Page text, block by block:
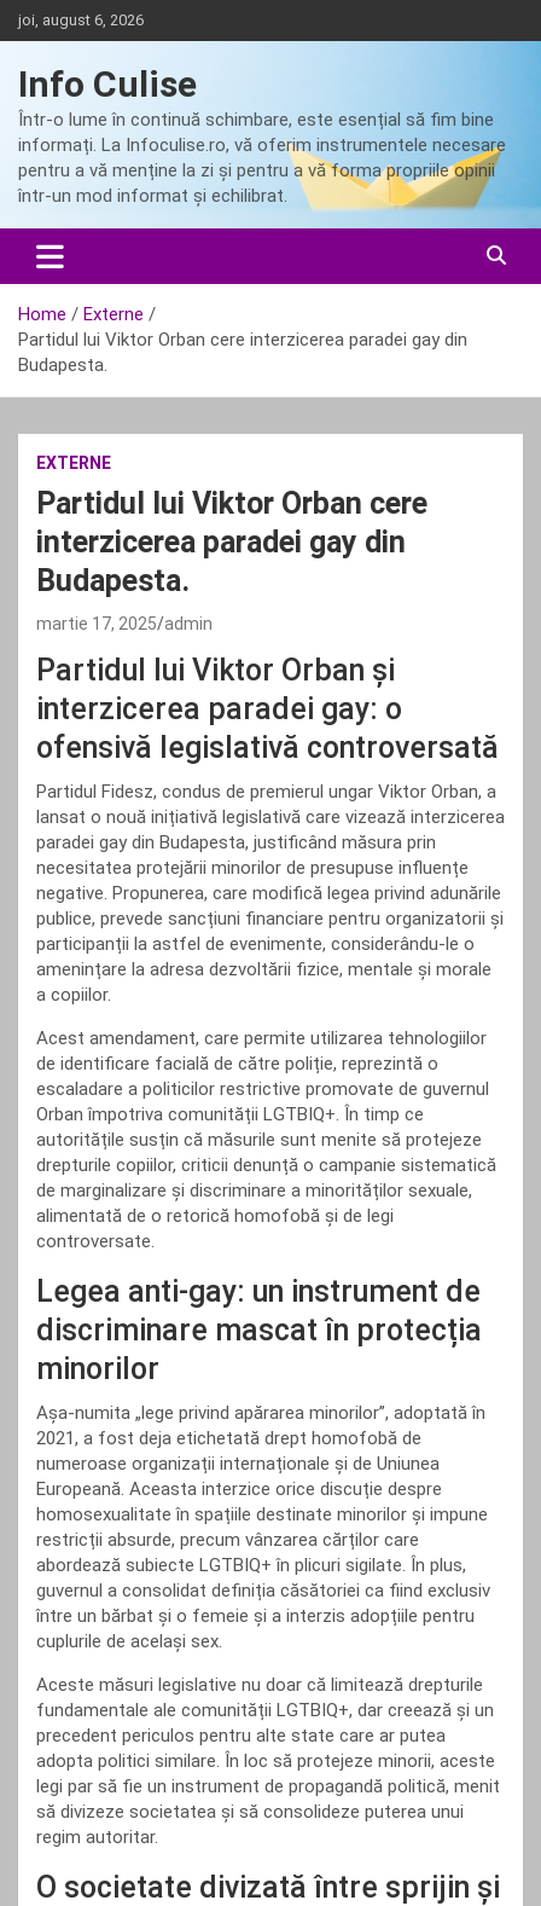
Skip
to
joi, august 6, 2026
Info Culise
Într-o lume în continuă schimbare, este esențial să fim bine
informați. La Infoculise.ro, vă oferim instrumentele necesare
pentru a vă menține la zi și pentru a vă forma propriile opinii
într-un mod informat și echilibrat.
Home
Externe
Partidul lui Viktor Orban cere interzicerea paradei gay din
Budapesta.
EXTERNE
Partidul lui Viktor Orban cere
interzicerea paradei gay din
Budapesta.
martie 17, 2025 admin
Partidul lui Viktor Orban și
interzicerea paradei gay: o
ofensivă legislativă controversată
Partidul Fidesz, condus de premierul ungar Viktor Orban, a
lansat o nouă inițiativă legislativă care vizează interzicerea
paradei gay din Budapesta, justificând măsura prin
necesitatea protejării minorilor de presupuse influențe
negative. Propunerea, care modifică legea privind adunările
publice, prevede sancțiuni financiare pentru organizatorii și
participanții la astfel de evenimente, considerându-le o
amenințare la adresa dezvoltării fizice, mentale și morale
a copiilor.
Acest amendament, care permite utilizarea tehnologiilor
de identificare facială de către poliție, reprezintă o
escaladare a politicilor restrictive promovate de guvernul
Orban împotriva comunității LGTBIQ+. În timp ce
autoritățile susțin că măsurile sunt menite să protejeze
drepturile copiilor, criticii denunță o campanie sistematică
de marginalizare și discriminare a minorităților sexuale,
alimentată de o retorică homofobă și de legi
controversate.
Legea anti-gay: un instrument de
discriminare mascat în protecția
minorilor
Așa-numita „lege privind apărarea minorilor”, adoptată în
2021, a fost deja etichetată drept homofobă de
numeroase organizații internaționale și de Uniunea
Europeană. Aceasta interzice orice discuție despre
homosexualitate în spațiile destinate minorilor și impune
restricții absurde, precum vânzarea cărților care
abordează subiecte LGTBIQ+ în plicuri sigilate. În plus,
guvernul a consolidat definiția căsătoriei ca fiind exclusiv
între un bărbat și o femeie și a interzis adopțiile pentru
cuplurile de același sex.
Aceste măsuri legislative nu doar că limitează drepturile
fundamentale ale comunității LGTBIQ+, dar creează și un
precedent periculos pentru alte state care ar putea
adopta politici similare. În loc să protejeze minorii, aceste
legi par să fie un instrument de propagandă politică, menit
să divizeze societatea și să consolideze puterea unui
regim autoritar.
O societate divizată între sprijin și